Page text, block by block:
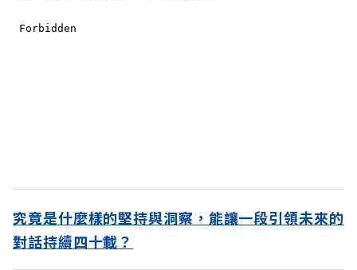
究竟是什麼樣的堅持與洞察，能讓一段引領未來的
對話持續四十載？